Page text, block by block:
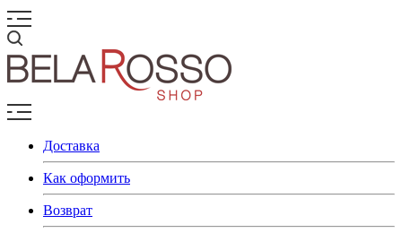
Доставка
Как оформить
Возврат